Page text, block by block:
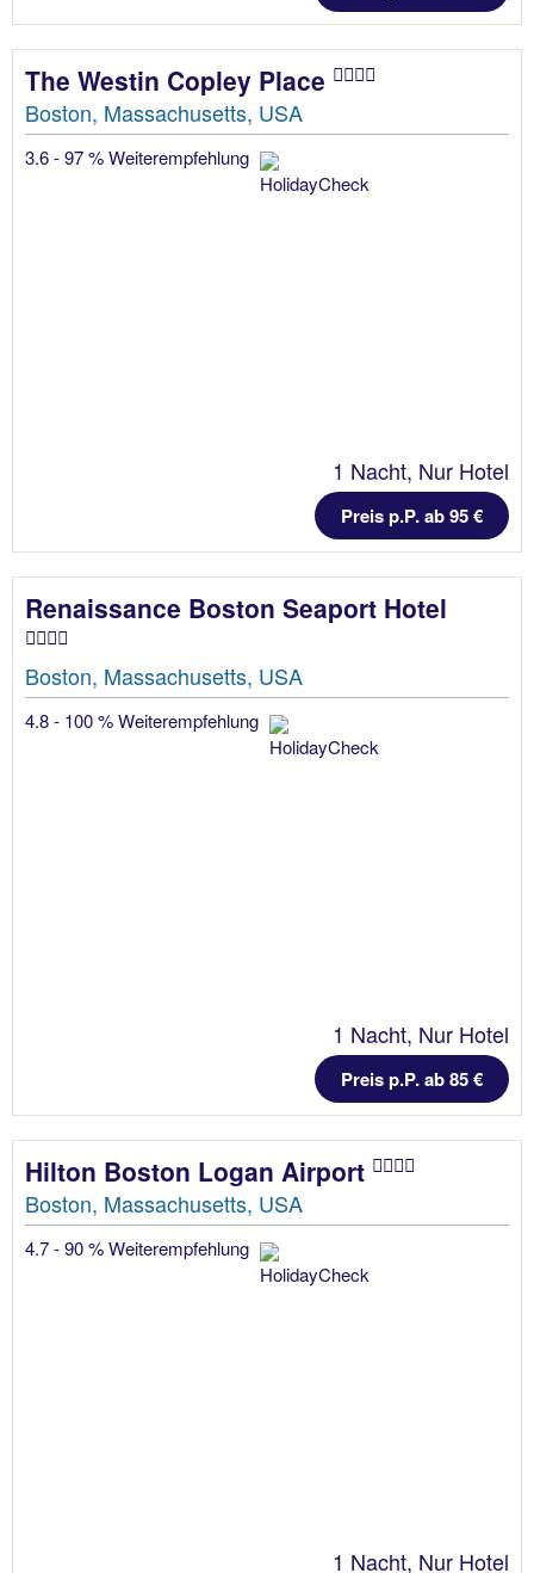
The Westin Copley Place
Boston, Massachusetts, USA
3.6 - 97 % Weiterempfehlung
1 Nacht, Nur Hotel
Preis p.P. ab 95 €
Renaissance Boston Seaport Hotel
Boston, Massachusetts, USA
4.8 - 100 % Weiterempfehlung
1 Nacht, Nur Hotel
Preis p.P. ab 85 €
Hilton Boston Logan Airport
Boston, Massachusetts, USA
4.7 - 90 % Weiterempfehlung
1 Nacht, Nur Hotel